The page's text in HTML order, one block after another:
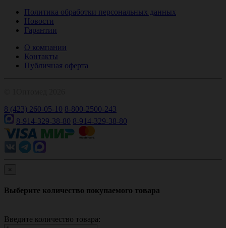
Политика обработки персональных данных
Новости
Гарантии
О компании
Контакты
Публичная оферта
8 (423) 260-05-10 8-800-2500-243
8-914-329-38-80 8-914-329-38-80
×
Выберите количество покупаемого товара
Введите количество товара: